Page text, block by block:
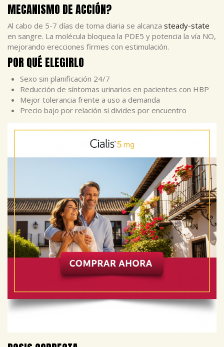
MECANISMO DE ACCIÓN?
Al cabo de 5-7 días de toma diaria se alcanza steady-state
en sangre. La molécula bloquea la PDE5 y potencia la vía NO,
mejorando erecciones firmes con estimulación.
POR QUÉ ELEGIRLO
Sexo sin planificación 24/7
Reducción de síntomas urinarios en pacientes con HBP
Mejor tolerancia frente a uso a demanda
Precio bajo por relación si divides por encuentro